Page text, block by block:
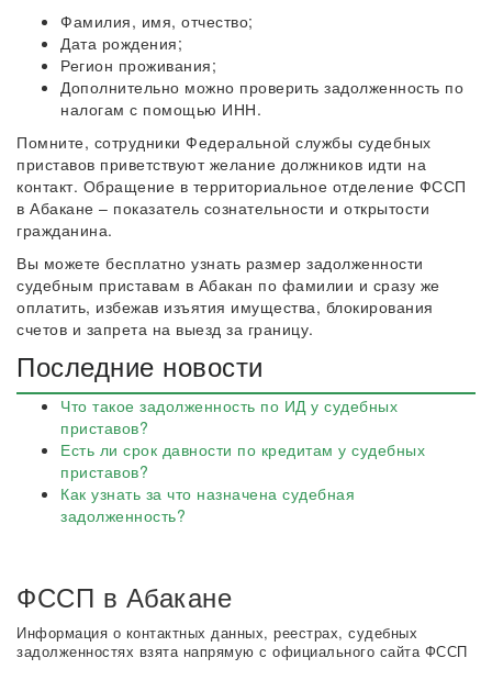
Фамилия, имя, отчество;
Дата рождения;
Регион проживания;
Дополнительно можно проверить задолженность по
налогам с помощью ИНН.
Помните, сотрудники Федеральной службы судебных
приставов приветствуют желание должников идти на
контакт. Обращение в территориальное отделение ФССП
в Абакане – показатель сознательности и открытости
гражданина.
Вы можете бесплатно узнать размер задолженности
судебным приставам в Абакан по фамилии и сразу же
оплатить, избежав изъятия имущества, блокирования
счетов и запрета на выезд за границу.
Последние новости
Что такое задолженность по ИД у судебных
приставов?
Есть ли срок давности по кредитам у судебных
приставов?
Как узнать за что назначена судебная
задолженность?
ФССП в Абакане
Информация о контактных данных, реестрах, судебных
задолженностях взята напрямую с официального сайта ФССП